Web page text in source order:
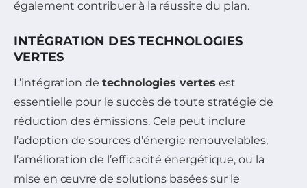
également contribuer à la réussite du plan.
INTÉGRATION DES TECHNOLOGIES
VERTES
L’intégration de technologies vertes est
essentielle pour le succès de toute stratégie de
réduction des émissions. Cela peut inclure
l’adoption de sources d’énergie renouvelables,
l’amélioration de l’efficacité énergétique, ou la
mise en œuvre de solutions basées sur le